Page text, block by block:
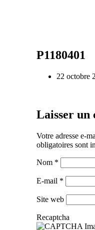
P1180401
22 octobre
Laisser un
Votre adresse e-
obligatoires sont
Nom *
E-mail *
Site web
Recaptcha